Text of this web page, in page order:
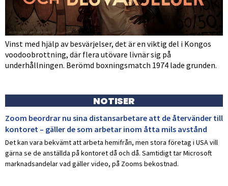
Vinst med hjälp av besvärjelser, det är en viktig del i Kongos
voodoobrottning, där flera utövare livnär sig på
underhållningen. Berömd boxningsmatch 1974 lade grunden.
NOTISER
Zoom beordrar nu sina distansarbetare att de återvänder till
kontoret – gäller de som arbetar inom åtta mils avstånd
Det kan vara bekvämt att arbeta hemifrån, men stora företag i USA vill
gärna se de anställda på kontoret då och då. Samtidigt tar Microsoft
marknadsandelar vad gäller video, på Zooms bekostnad.